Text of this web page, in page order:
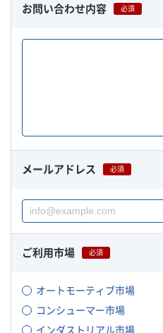
お問い合わせ内容 必須
メールアドレス 必須
ご利用市場 必須
オートモーティブ市場
コンシューマー市場
インダストリアル市場